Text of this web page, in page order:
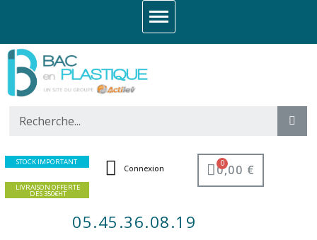
STOCK IMPORTANT
LIVRAISON OFFERTE
DES 350€HT
Connexion 0,00 €
05.45.36.08.19